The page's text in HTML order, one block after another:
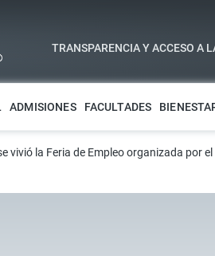
TRANSPARENCIA Y ACCESO A
ADMISIONES FACULTADES
vivió la Feria de Empleo organizada por